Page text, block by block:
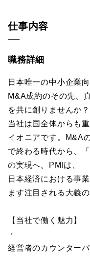
仕事内容
職務詳細
日本唯一の中小企業
M&A成約のその先、
を共に創りませんか？
当社は国全体からも
イオニアです。M&A
で終わる時代から、
の実現へ。PMIは、
日本経済における事
ます注目される大義
【当社で働く魅力】
・
経営者のカウンター